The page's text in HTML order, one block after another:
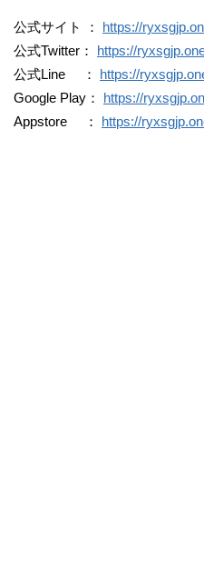
公式サイト ： https://
公式Twitter： https://
公式Line ： https://
Google Play： https://
Appstore ： https://